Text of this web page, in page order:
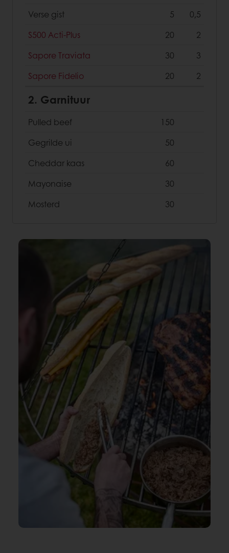
Verse gist
5
0,5
S500 Acti-Plus
20
2
Sapore Traviata
30
3
Sapore Fidelio
20 2
2. Garnituur
Pulled beef
150
Gegrilde ui
50
Cheddar kaas
60
Mayonaise
30
Mosterd
30